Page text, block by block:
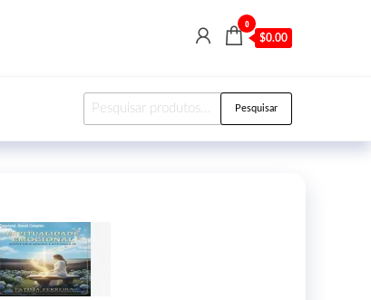
0
$0.00
Pesquisar